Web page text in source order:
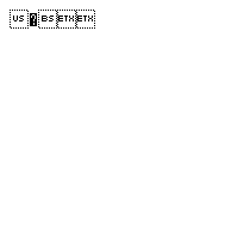
�